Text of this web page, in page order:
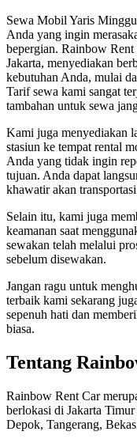
Sewa Mobil Yaris
Anda yang ingin
bepergian. Rainbow Rent
Jakarta, menyediakan
kebutuhan Anda, mulai
Tarif sewa kami sangat
tambahan untuk sewa
Kami juga menyediakan
stasiun ke tempat rental
Anda yang tidak ingin
tujuan. Anda dapat
khawatir akan
Selain itu, kami juga
keamanan saat
sewakan telah melalui
sebelum disewakan.
Jangan ragu untuk
terbaik kami sekarang
sepenuh hati dan
biasa.
Tentang
Rainbow Rent Car
berlokasi di Jakarta
Depok, Tangerang,